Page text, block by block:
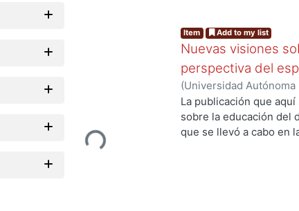
Loading...
Item Add to my list
Nuevas visiones
perspectiva del
(Universidad
Myers, Marie J.;Gold
Soto Walls, Luis Jorge;
La publicación que
sobre la educación del
que se llevó a cabo en